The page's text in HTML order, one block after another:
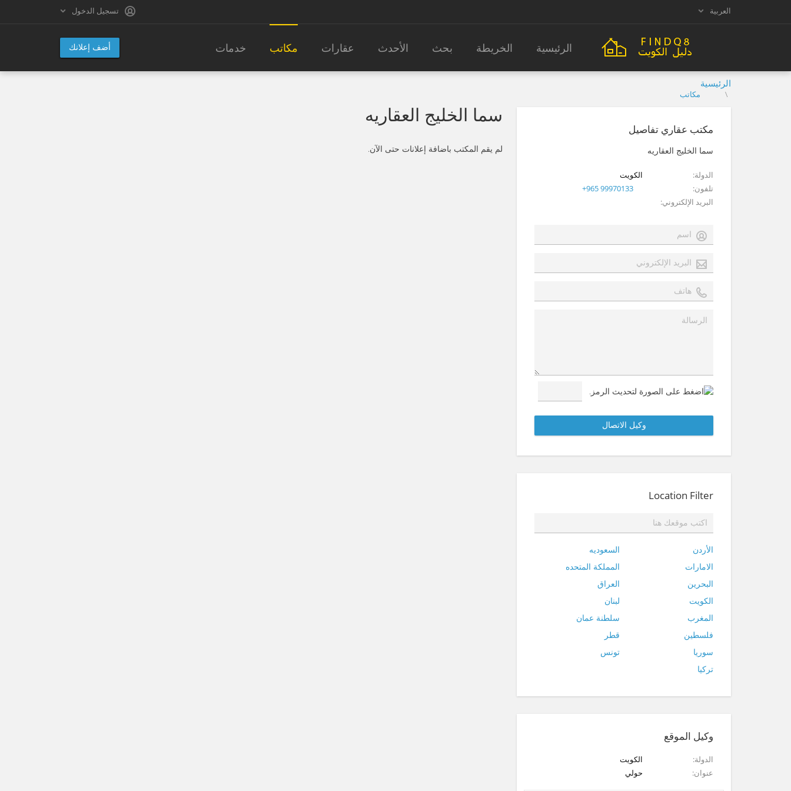
العربية تسجيل الدخول
أضف إعلانك الرئيسية الخريطة بحث الأحدث عقارات مكاتب خدمات
الرئيسية
مكاتب
مكتب عقاري تفاصيل
سما الخليج العقاريه
الدولة
الكويت
تلفون
+965 99970133
البريد الإلكتروني
Location Filter
الأردن
السعوديه
الامارات
المملكة المتحده
البحرين
العراق
الكويت
لبنان
المغرب
سلطنة عمان
فلسطين
قطر
سوريا
تونس
تركيا
وكيل الموقع
الدولة
الكويت
عنوان
حولي
سما الخليج العقاريه
لم يقم المكتب باضافة إعلانات حتى الآن.